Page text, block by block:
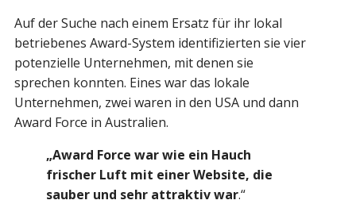
Auf der Suche nach einem Ersatz für ihr lokal
betriebenes Award-System identifizierten sie vier
potenzielle Unternehmen, mit denen sie
sprechen konnten. Eines war das lokale
Unternehmen, zwei waren in den USA und dann
Award Force in Australien.
„Award Force war wie ein Hauch
frischer Luft mit einer Website, die
sauber und sehr attraktiv war.“